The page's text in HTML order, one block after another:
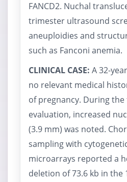
FANCD2. Nuchal
trimester ultrasound
aneuploidies and
such as Fanconi anemia.
CLINICAL CASE: A 32-
no relevant medical
of pregnancy. During
evaluation, increased
(3.9 mm) was noted.
sampling with
microarrays reported a
deletion of 73.6 kb in the